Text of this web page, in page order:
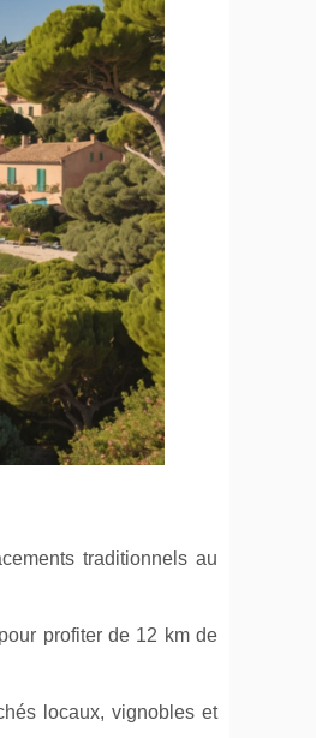
traditionnels au
profiter de 12 km de
locaux, vignobles et